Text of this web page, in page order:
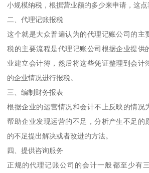
小规模纳税，根据营业额的多少来申请，这点
二、代理记账报税
这个就是大众普遍认为的代理记账公司的主
税的主要流程是代理记账公司根据企业提供
业建立会计簿，然后将这些凭证整理到会计
的企业情况进行报税。
三、编制财务报表
根据企业的运营情况和会计不上反映的情况
帮助企业发现运营的不足，分析产生不足的
的不足提出解决或者改进的方法。
四、提供咨询服务
正规的代理记账公司的会计一般都至少有